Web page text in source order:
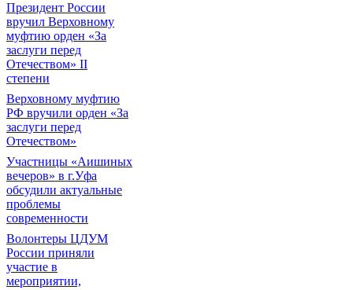
Президент России
вручил Верховному
муфтию орден «За
заслуги перед
Отечеством» II
степени
Верховному муфтию
РФ вручили орден «За
заслуги перед
Отечеством»
Участницы «Аишиных
вечеров» в г.Уфа
обсудили актуальные
проблемы
современности
Волонтеры ЦДУМ
России приняли
участие в
мероприятии,